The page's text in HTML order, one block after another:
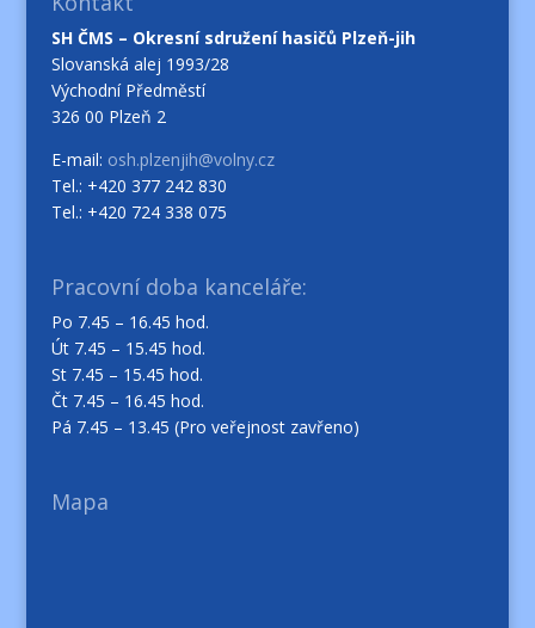
SH ČMS – Okresní sdružení hasičů Plzeň-jih
Slovanská alej 1993/28
Východní Předměstí
326 00 Plzeň 2
E-mail: osh.plzenjih@volny.cz
Tel.: +420 377 242 830
Tel.: +420 724 338 075
Pracovní doba kanceláře:
Po 7.45 – 16.45 hod.
Út 7.45 – 15.45 hod.
St 7.45 – 15.45 hod.
Čt 7.45 – 16.45 hod.
Pá 7.45 – 13.45 (Pro veřejnost zavřeno)
Mapa